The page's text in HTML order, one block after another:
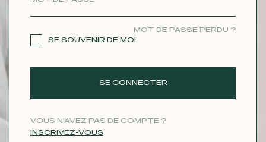
MOT DE PASSE PERDU ?
SE SOUVENIR DE MOI
SE CONNECTER
VOUS N'AVEZ PAS DE COMPTE ?
INSCRIVEZ-VOUS